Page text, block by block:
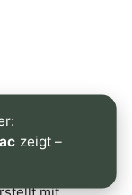
zeigt –